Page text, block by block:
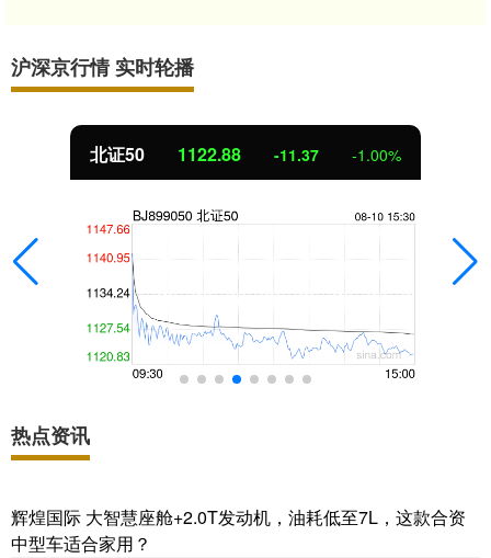
沪深京行情 实时轮播
北证50 1122.88 -11.37 -1.00%
热点资讯
辉煌国际 大智慧座舱+2.0T发动机，油耗低至7L，这款合资
中型车适合家用？